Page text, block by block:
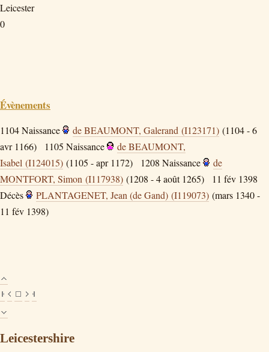
Leicester
0
Évènements
1104Naissance de BEAUMONT, Galerand (I123171) (1104 - 6
avr 1166)
1105 Naissance
de BEAUMONT,
Isabel (I124015) (1105 - apr 1172) 1208 Naissance
de
MONTFORT, Simon (I117938) (1208 - 4 août 1265)
11 fév 1398
Décès
PLANTAGENET, Jean (de Gand) (I119073) (mars 1340 -
11 fév 1398)
Leicestershire